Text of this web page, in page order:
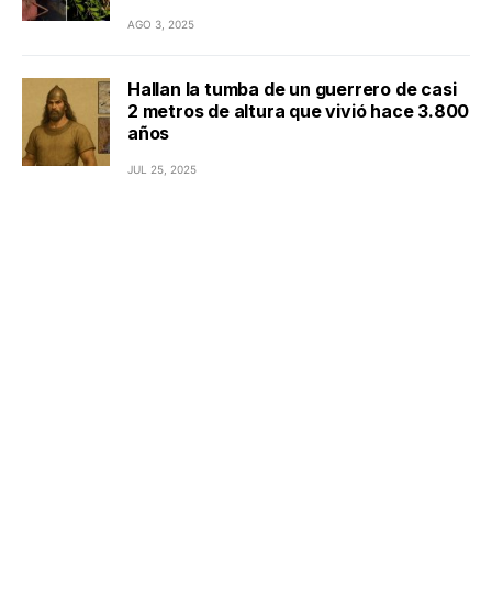
AGO 3, 2025
Hallan la tumba de un guerrero de casi
2 metros de altura que vivió hace 3.800
años
JUL 25, 2025